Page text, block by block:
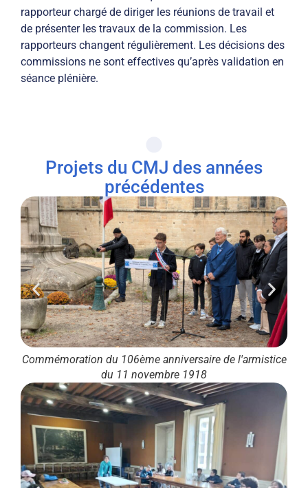
rapporteur chargé de diriger les réunions de travail et
de présenter les travaux de la commission. Les
rapporteurs changent régulièrement. Les décisions des
commissions ne sont effectives qu’après validation en
séance plénière.
Projets du CMJ des années
précédentes
Commémoration du 106ème anniversaire de l'armistice
du 11 novembre 1918